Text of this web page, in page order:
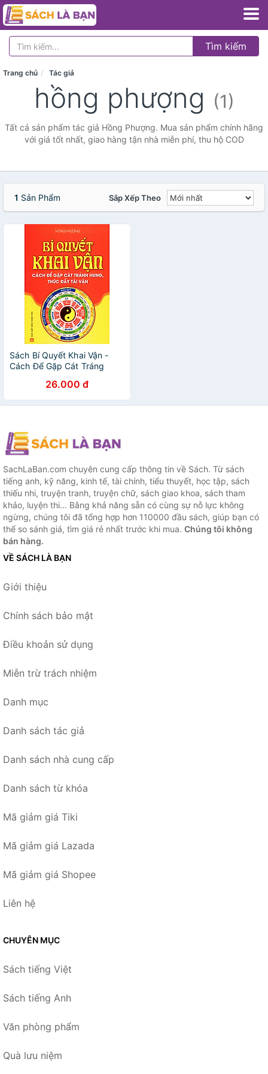
Tìm kiếm
Trang chủ Tác giả
hồng phượng (1)
Tất cả sản phẩm tác giả Hồng Phượng. Mua sản phẩm chính hãng
với giá tốt nhất, giao hàng tận nhà miễn phí, thu hộ COD
1 Sản Phẩm Sắp Xếp Theo
Sách Bí Quyết Khai Vận -
Cách Để Gặp Cát Tráng
26.000 đ
SachLaBan.com chuyên cung cấp thông tin về Sách. Từ sách
tiếng anh, kỹ năng, kinh tế, tài chính, tiểu thuyết, học tập, sách
thiếu nhi, truyện tranh, truyện chữ, sách giao khoa, sách tham
khảo, luyện thi... Bằng khả năng sẵn có cùng sự nỗ lực không
ngừng, chúng tôi đã tổng hợp hơn 110000 đầu sách, giúp bạn có
thể so sánh giá, tìm giá rẻ nhất trước khi mua. Chúng tôi không
bán hàng.
VỀ SÁCH LÀ BẠN
Giới thiệu
Chính sách bảo mật
Điều khoản sử dụng
Miễn trừ trách nhiệm
Danh mục
Danh sách tác giả
Danh sách nhà cung cấp
Danh sách từ khóa
Mã giảm giá Tiki
Mã giảm giá Lazada
Mã giảm giá Shopee
Liên hệ
CHUYÊN MỤC
Sách tiếng Việt
Sách tiếng Anh
Văn phòng phẩm
Quà lưu niệm